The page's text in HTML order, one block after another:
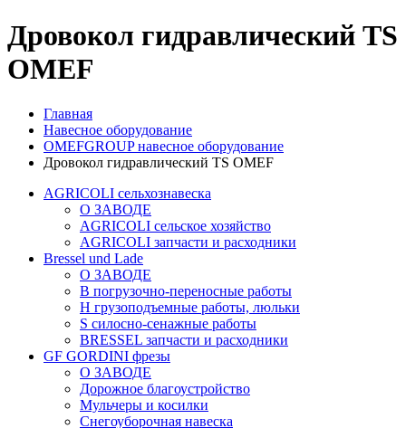
Дровокол гидравлический TS
OMEF
Главная
Навесное оборудование
OMEFGROUP навесное оборудование
Дровокол гидравлический TS OMEF
AGRICOLI сельхознавеска
О ЗАВОДЕ
AGRICOLI сельское хозяйство
AGRICOLI запчасти и расходники
Bressel und Lade
О ЗАВОДЕ
B погрузочно-переносные работы
H грузоподъемные работы, люльки
S силосно-сенажные работы
BRESSEL запчасти и расходники
GF GORDINI фрезы
О ЗАВОДЕ
Дорожное благоустройство
Мульчеры и косилки
Снегоуборочная навеска